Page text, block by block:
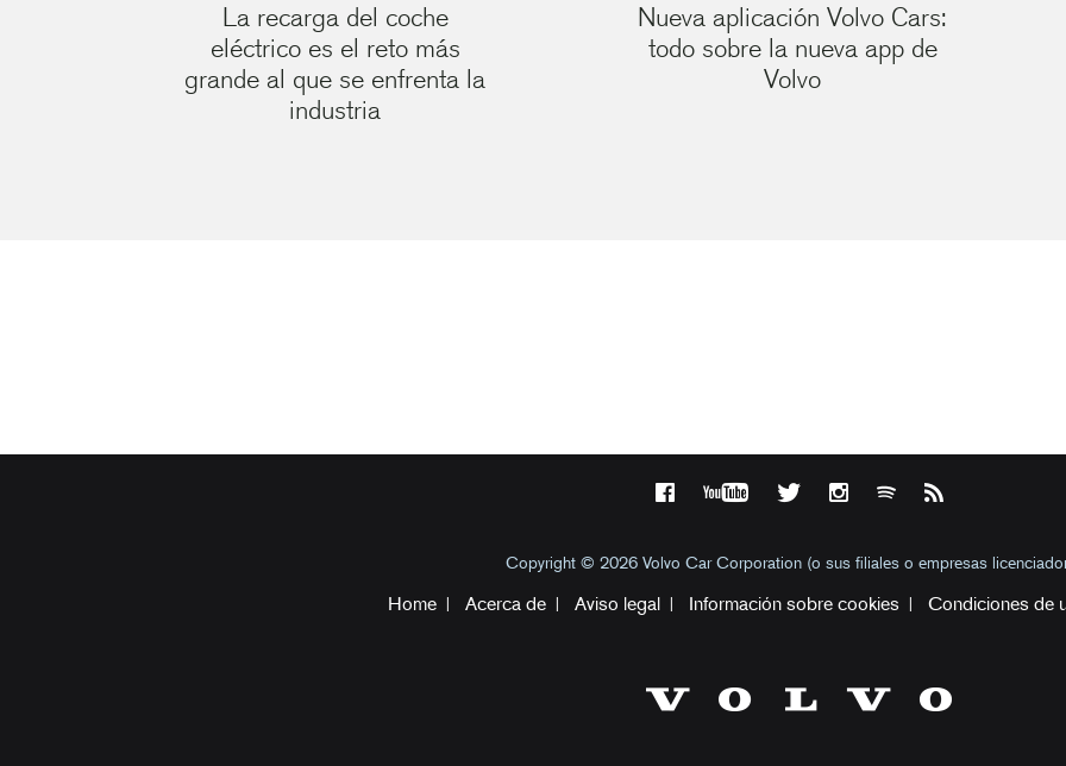
La recarga del coche
eléctrico es el reto más
grande al que se enfrenta la
industria
Nueva aplicación Volvo Cars:
todo sobre la nueva app de
Volvo
Copyright © 2026 Volvo Car Corporation (o sus filiales o empresas
Home Acerca de Aviso legal Información sobre cookies Condiciones de